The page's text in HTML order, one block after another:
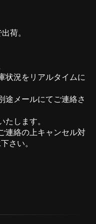
荷。
状況をリアルタイムに
途メールにてご連絡さ
します。
連絡の上キャンセル対
さい。